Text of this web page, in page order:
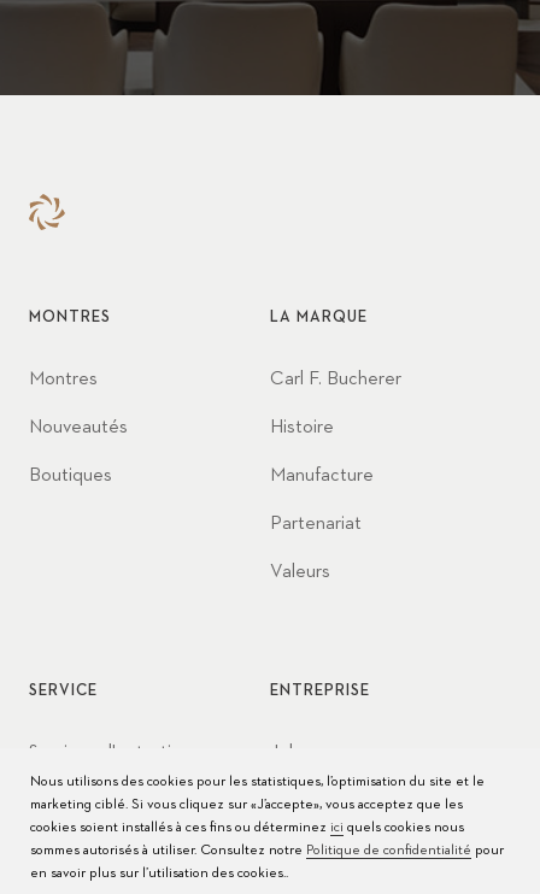
MONTRES
Montres
Nouveautés
Boutiques
LA MARQUE
Carl F. Bucherer
Histoire
Manufacture
Partenariat
Valeurs
SERVICE
Services d'entretien
Conseils d’entretien
Modes d'emploi
ENTREPRISE
Jobs
Presse
Contact
Nous utilisons des cookies pour les statistiques, l’optimisation du site et le
marketing ciblé. Si vous cliquez sur «J’accepte», vous acceptez que les
cookies soient installés à ces fins ou déterminez ici quels cookies nous
sommes autorisés à utiliser. Consultez notre Politique de confidentialité pour
en savoir plus sur l’utilisation des cookies..